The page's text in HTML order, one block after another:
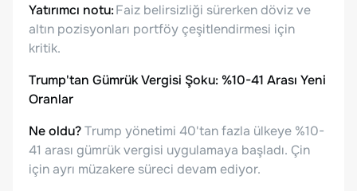
Yatırımcı notu:Faiz belirsizliği sürerken döviz ve
altın pozisyonları portföy çeşitlendirmesi için
kritik.
Trump'tan Gümrük Vergisi Şoku: %10-41 Arası Yeni
Oranlar
Ne oldu?Trump yönetimi 40'tan fazla ülkeye %10-
41 arası gümrük vergisi uygulamaya başladı. Çin
için ayrı müzakere süreci devam ediyor.